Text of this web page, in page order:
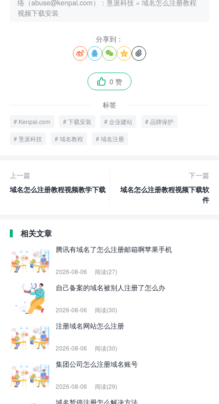
络（abuse@kenpai.com）： 垦派科技 » 域名怎么注册教程
视频下载安装
分享到：
    
 0 赞
标签
Kenpai.com 下载安装 企业建站 品牌保护
垦派科技 域名教程 域名注册
上一篇
域名怎么注册教程视频教学下载
下一篇
域名怎么注册教程视频下载软
件
相关文章
腾讯有域名了怎么注册邮箱啊苹果手机
2026-08-06 阅读(27)
自己备案的域名被别人注册了怎么办
2026-08-06 阅读(30)
注册域名网站怎么注册
2026-08-06 阅读(30)
集团公司怎么注册域名账号
2026-08-06 阅读(29)
域名暂停注册怎么解决方法